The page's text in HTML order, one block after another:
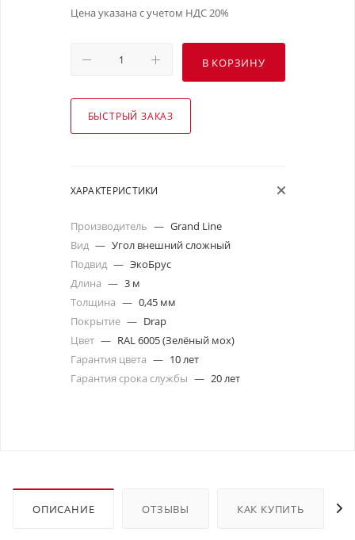
Цена указана с учетом НДС 20%
В КОРЗИНУ
БЫСТРЫЙ ЗАКАЗ
ХАРАКТЕРИСТИКИ
Производитель — Grand Line
Вид — Угол внешний сложный
Подвид — ЭкоБрус
Длина — 3 м
Толщина — 0,45 мм
Покрытие — Drap
Цвет — RAL 6005 (Зелёный мох)
Гарантия цвета — 10 лет
Гарантия срока службы — 20 лет
ОПИСАНИЕ ОТЗЫВЫ КАК КУПИТЬ